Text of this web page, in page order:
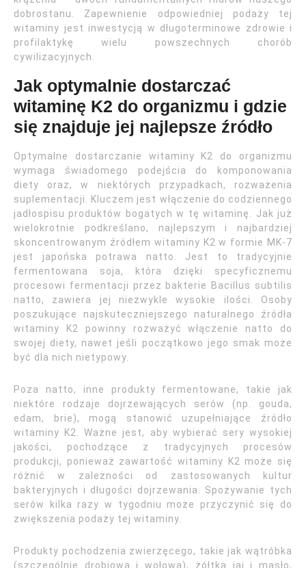
dobrostanu. Zapewnienie odpowiedniej podaży tej
witaminy jest inwestycją w długoterminowe zdrowie i
profilaktykę wielu powszechnych chorób
cywilizacyjnych.
Jak optymalnie dostarczać
witaminę K2 do organizmu i gdzie
się znajduje jej najlepsze źródło
Optymalne dostarczanie witaminy K2 do organizmu
wymaga świadomego podejścia do komponowania
diety oraz, w niektórych przypadkach, rozważenia
suplementacji. Kluczem jest włączenie do codziennego
jadłospisu produktów bogatych w tę witaminę. Jak już
wielokrotnie podkreślano, najlepszym i najbardziej
skoncentrowanym źródłem witaminy K2 w formie MK-7
jest japońska potrawa natto. Jest to tradycyjnie
fermentowana soja, która dzięki specyficznemu
procesowi fermentacji przez bakterie Bacillus subtilis
natto, zawiera jej niezwykle wysokie ilości. Osoby
poszukujące najskuteczniejszego naturalnego źródła
witaminy K2 powinny rozważyć włączenie natto do
swojej diety, nawet jeśli początkowo jego smak może
być dla nich nietypowy.
Poza natto, inne produkty fermentowane, takie jak
niektóre rodzaje dojrzewających serów (np. gouda,
edam, brie), mogą stanowić uzupełniające źródło
witaminy K2. Ważne jest, aby wybierać sery wysokiej
jakości, pochodzące z tradycyjnych procesów
produkcji, ponieważ zawartość witaminy K2 może się
różnić w zależności od zastosowanych kultur
bakteryjnych i długości dojrzewania. Spożywanie tych
serów kilka razy w tygodniu może przyczynić się do
zwiększenia podaży tej witaminy.
Produkty pochodzenia zwierzęcego, takie jak wątróbka
(szczególnie drobiowa i wołowa), żółtka jaj i masło,